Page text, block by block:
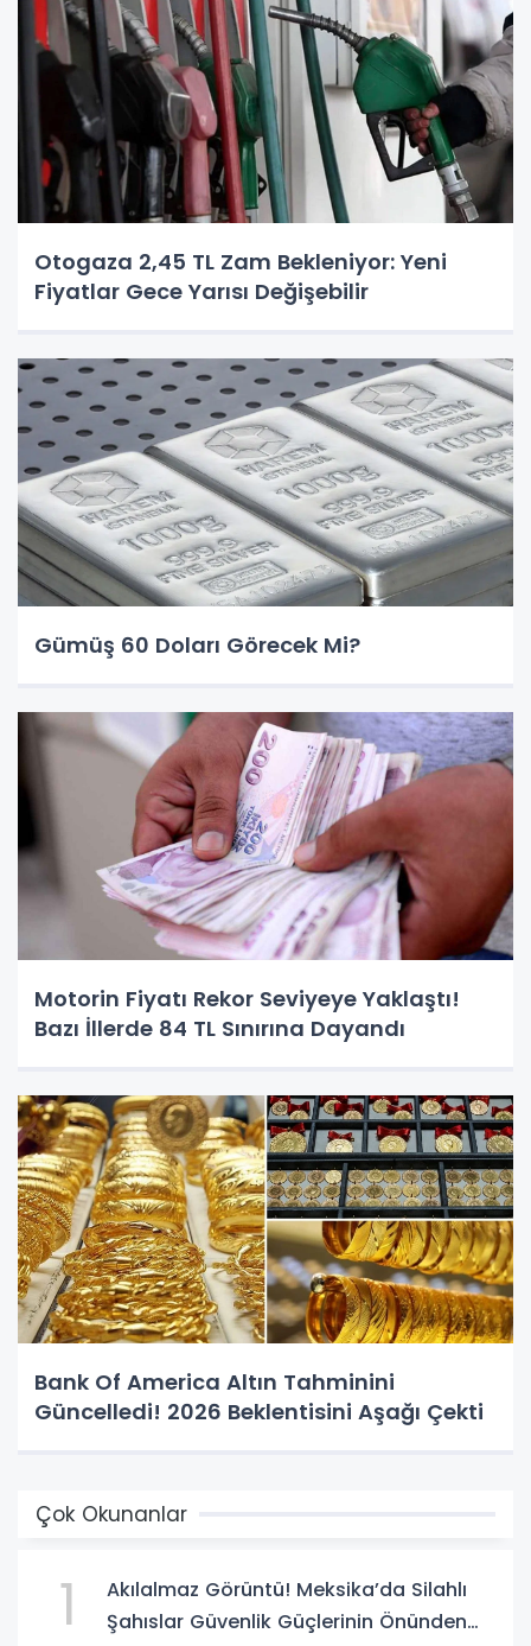
Otogaza 2,45 TL Zam Bekleniyor: Yeni
Fiyatlar Gece Yarısı Değişebilir
Gümüş 60 Doları Görecek Mi?
Motorin Fiyatı Rekor Seviyeye Yaklaştı!
Bazı İllerde 84 TL Sınırına Dayandı
Bank Of America Altın Tahminini
Güncelledi! 2026 Beklentisini Aşağı Çekti
Çok Okunanlar
1
Akılalmaz Görüntü! Meksika’da Silahlı
Şahıslar Güvenlik Güçlerinin Önünden